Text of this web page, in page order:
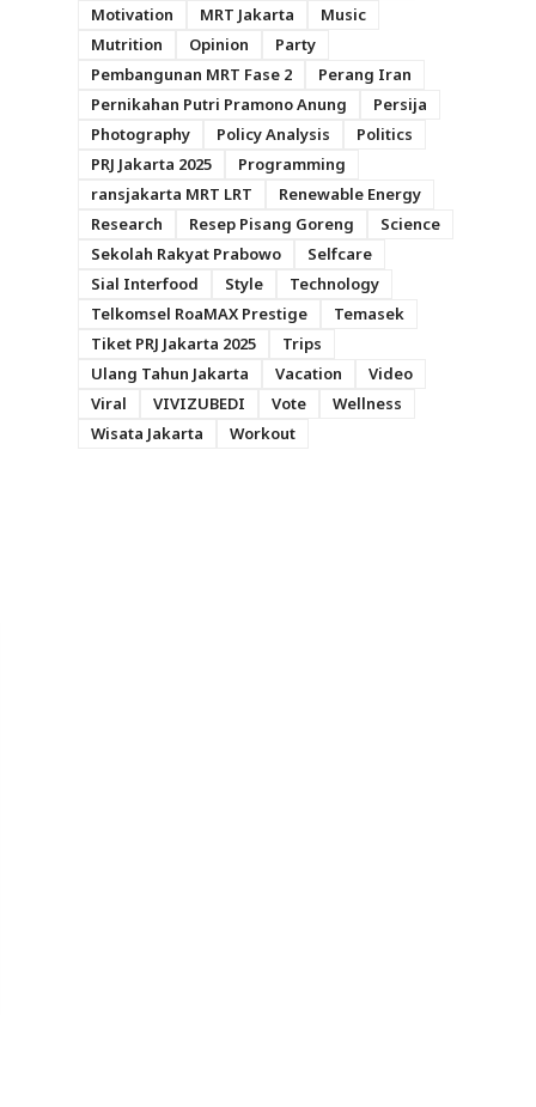
Motivation
MRT Jakarta
Music
Mutrition
Opinion
Party
Pembangunan MRT Fase 2
Perang Iran
Pernikahan Putri Pramono Anung
Persija
Photography
Policy Analysis
Politics
PRJ Jakarta 2025
Programming
ransjakarta MRT LRT
Renewable Energy
Research
Resep Pisang Goreng
Science
Sekolah Rakyat Prabowo
Selfcare
Sial Interfood
Style
Technology
Telkomsel RoaMAX Prestige
Temasek
Tiket PRJ Jakarta 2025
Trips
Ulang Tahun Jakarta
Vacation
Video
Viral
VIVIZUBEDI Vote
Wellness
Wisata Jakarta
Workout